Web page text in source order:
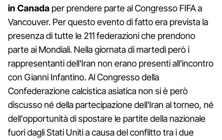
in Canada per prendere parte al Congresso FIFA a
Vancouver. Per questo evento di fatto era prevista la
presenza di tutte le 211 federazioni che prendono
parte ai Mondiali. Nella giornata di martedì però i
rappresentanti dell'Iran non erano presenti all'incontro
con Gianni Infantino. Al Congresso della
Confederazione calcistica asiatica non si è però
discusso né della partecipazione dell'Iran al torneo, né
dell'opportunità di spostare le partite della nazionale
fuori dagli Stati Uniti a causa del conflitto tra i due